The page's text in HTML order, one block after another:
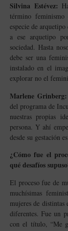
Silvina Estévez:
término
especie de
a ese arquetipo
sociedad. Hasta
debe ser una
instalado en el
explorar no el
Marlene Grinberg:
del programa de
nuestras propias
persona. Y ahí
desde su gestación
¿Cómo fue el
qué desafíos
El proceso fue de
muchísimas
mujeres de distintas
diferentes. Fue un
con el título, “Me